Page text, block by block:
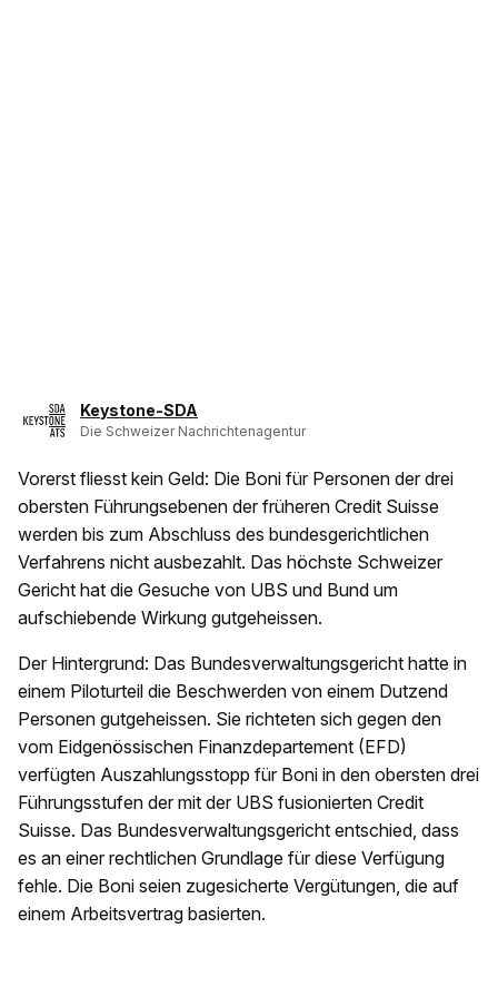
Keystone-SDA
Die Schweizer Nachrichtenagentur
Vorerst fliesst kein Geld: Die Boni für Personen der drei
obersten Führungsebenen der früheren Credit Suisse
werden bis zum Abschluss des bundesgerichtlichen
Verfahrens nicht ausbezahlt. Das höchste Schweizer
Gericht hat die Gesuche von UBS und Bund um
aufschiebende Wirkung gutgeheissen.
Der Hintergrund: Das Bundesverwaltungsgericht hatte in
einem Piloturteil die Beschwerden von einem Dutzend
Personen gutgeheissen. Sie richteten sich gegen den
vom Eidgenössischen Finanzdepartement (EFD)
verfügten Auszahlungsstopp für Boni in den obersten drei
Führungsstufen der mit der UBS fusionierten Credit
Suisse. Das Bundesverwaltungsgericht entschied, dass
es an einer rechtlichen Grundlage für diese Verfügung
fehle. Die Boni seien zugesicherte Vergütungen, die auf
einem Arbeitsvertrag basierten.